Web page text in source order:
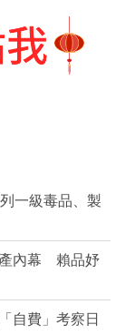
一級毒品、製
產內幕 賴品妤
自費」考察日